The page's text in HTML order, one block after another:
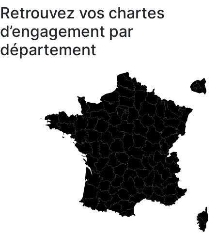
Retrouvez vos chartes
d’engagement par
département